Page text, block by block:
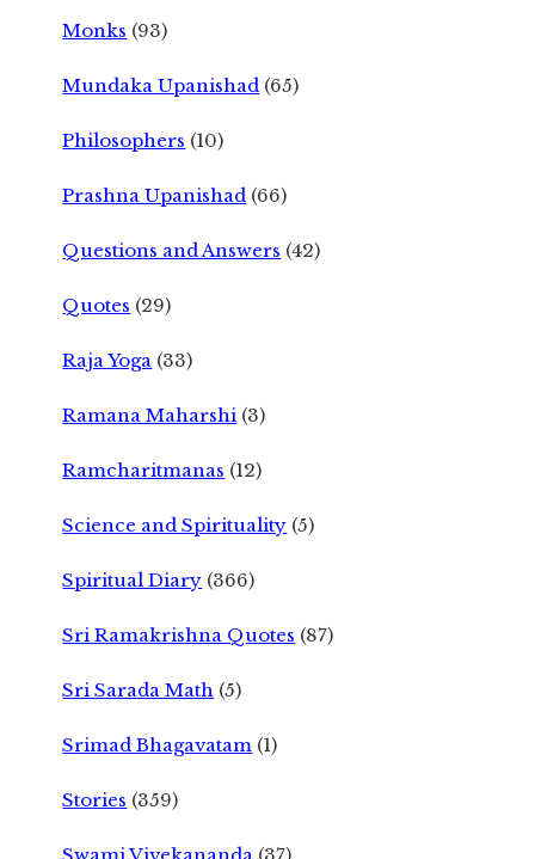
Monks (93)
Mundaka Upanishad (65)
Philosophers (10)
Prashna Upanishad (66)
Questions and Answers (42)
Quotes (29)
Raja Yoga (33)
Ramana Maharshi (3)
Ramcharitmanas (12)
Science and Spirituality (5)
Spiritual Diary (366)
Sri Ramakrishna Quotes (87)
Sri Sarada Math (5)
Srimad Bhagavatam (1)
Stories (359)
Swami Vivekananda (37)